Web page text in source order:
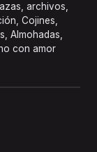
archivos,
Cojines,
Almohadas,
con amor